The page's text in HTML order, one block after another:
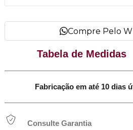
Compre Pelo
Tabela de Medidas
Fabricação em até 10 dias
Consulte Garantia